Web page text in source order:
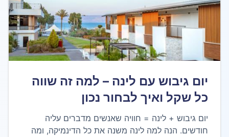
יום גיבוש עם לינה – למה זה שווה
כל שקל ואיך לבחור נכון
יום גיבוש + לינה = חוויה שאנשים מדברים עליה
חודשים. הנה למה לינה משנה את כל הדינמיקה, ומה